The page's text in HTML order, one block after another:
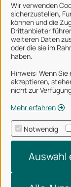
Wir verwenden
sicherzustellen,
können und die
Drittanbieter
weiteren Daten
oder die sie im
haben.
Hinweis: Wenn
akzeptieren,
nicht zur
Mehr erfahren
Notwendig
Auswahl
Stadt
Alle Rechte
Über uns
Impressum